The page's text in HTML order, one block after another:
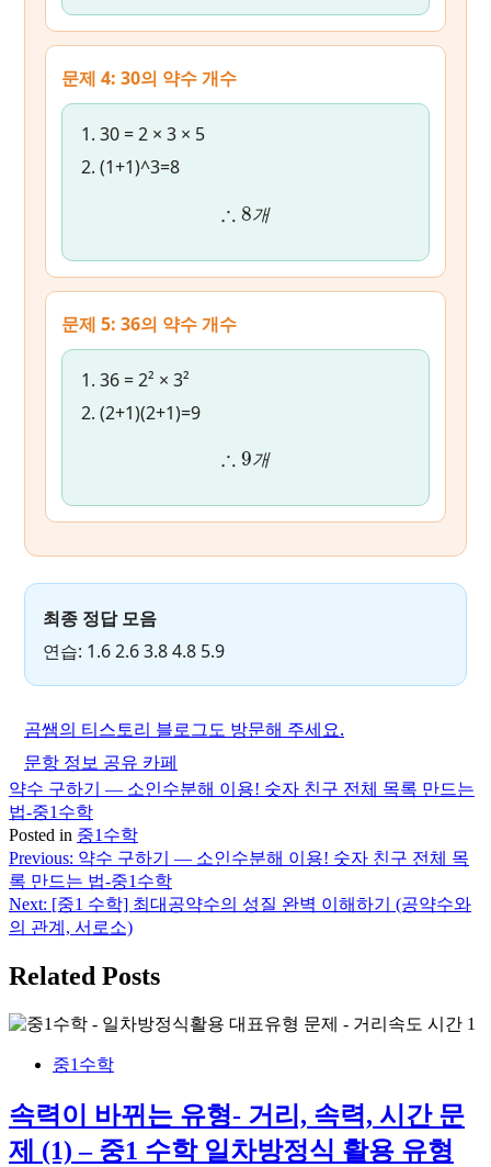
문제 4: 30의 약수 개수
30 = 2 × 3 × 5
(1+1)^3=8
개
∴ 8개
문제 5: 36의 약수 개수
36 = 2² × 3²
(2+1)(2+1)=9
개
∴ 9개
최종 정답 모음
연습: 1.6 2.6 3.8 4.8 5.9
곰쌤의 티스토리 블로그도 방문해 주세요.
문항 정보 공유 카페
약수 구하기 — 소인수분해 이용! 숫자 친구 전체 목록 만드는
법-중1수학
Posted in 중1수학
글
탐
색
Previous: 약수 구하기 — 소인수분해 이용! 숫자 친구 전체 목
록 만드는 법-중1수학
Next: [중1 수학] 최대공약수의 성질 완벽 이해하기 (공약수와
의 관계, 서로소)
Related Posts
중1수학
속력이 바뀌는 유형- 거리, 속력, 시간 문
제 (1) – 중1 수학 일차방정식 활용 유형